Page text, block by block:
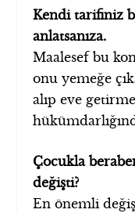
Kendi tarifiniz
anlatsanıza.
Maalesef bu
onu yemeğe
alıp eve
Çocukla
değişti?
En önemli